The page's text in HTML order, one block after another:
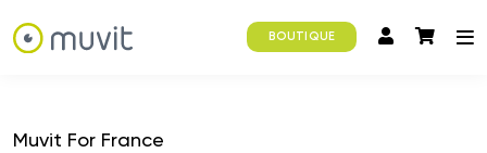
BOUTIQUE
Muvit For France